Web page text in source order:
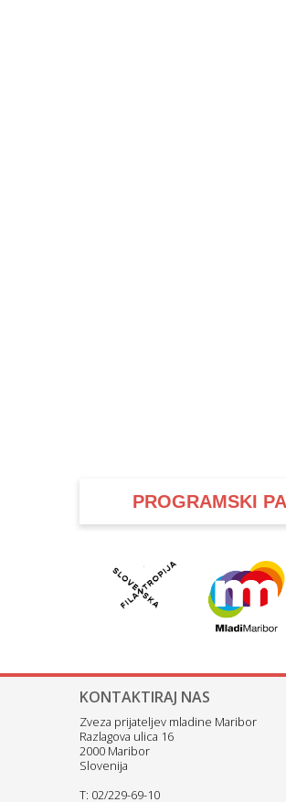
PROGRAMSKI
KONTAKTIRAJ NAS
Zveza prijateljev mladine Maribor
Razlagova ulica 16
2000 Maribor
Slovenija
T: 02/229-69-10